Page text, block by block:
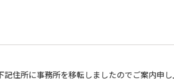
記住所に事務所を移転しましたのでご案内申し